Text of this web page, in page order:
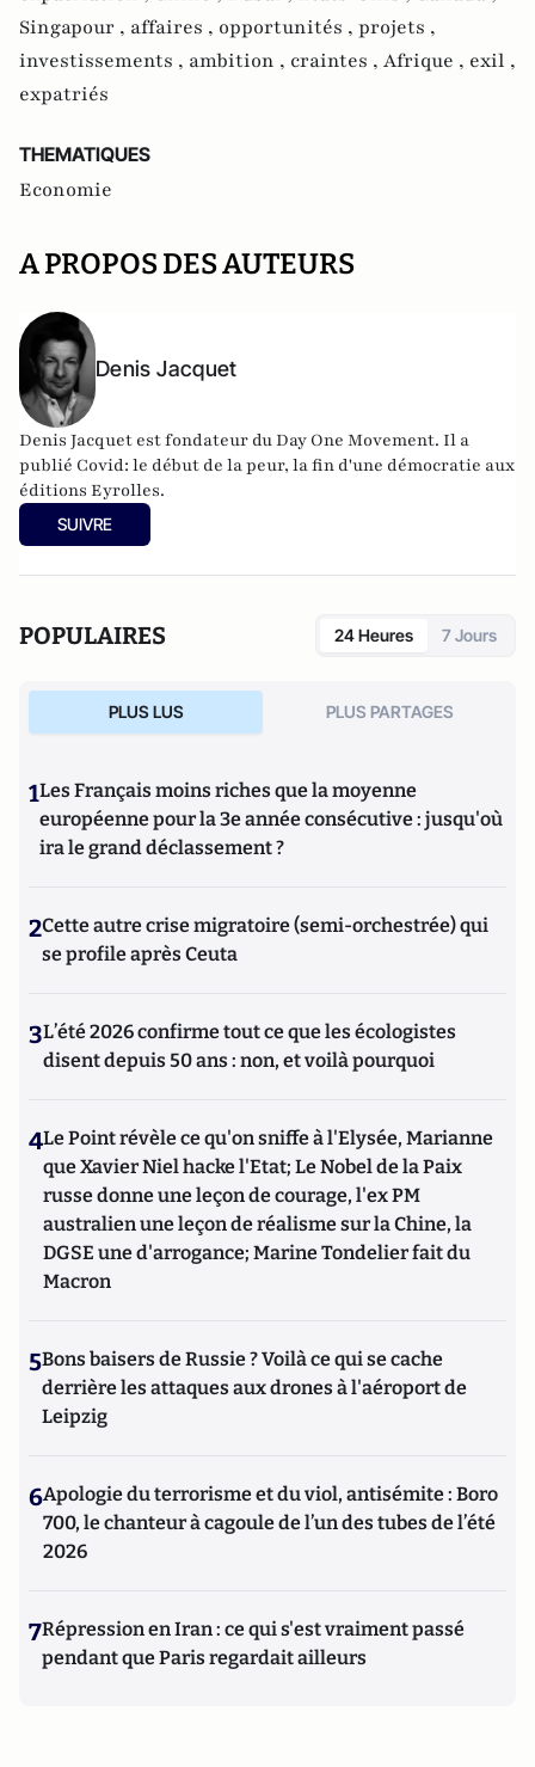
Singapour , affaires , opportunités , projets ,
investissements , ambition , craintes , Afrique , exil ,
expatriés
THEMATIQUES
Economie
A PROPOS DES AUTEURS
Denis Jacquet
Denis Jacquet est fondateur du Day One Movement. Il a
publié Covid: le début de la peur, la fin d'une démocratie aux
éditions Eyrolles.
SUIVRE
POPULAIRES 24 Heures 7 Jours
PLUS LUS PLUS PARTAGES
1Les Français moins riches que la moyenne
européenne pour la 3e année consécutive : jusqu'où
ira le grand déclassement ?
2Cette autre crise migratoire (semi-orchestrée) qui
se profile après Ceuta
3L’été 2026 confirme tout ce que les écologistes
disent depuis 50 ans : non, et voilà pourquoi
4Le Point révèle ce qu'on sniffe à l'Elysée, Marianne
que Xavier Niel hacke l'Etat; Le Nobel de la Paix
russe donne une leçon de courage, l'ex PM
australien une leçon de réalisme sur la Chine, la
DGSE une d'arrogance; Marine Tondelier fait du
Macron
5Bons baisers de Russie ? Voilà ce qui se cache
derrière les attaques aux drones à l'aéroport de
Leipzig
6Apologie du terrorisme et du viol, antisémite : Boro
700, le chanteur à cagoule de l’un des tubes de l’été
2026
7Répression en Iran : ce qui s'est vraiment passé
pendant que Paris regardait ailleurs